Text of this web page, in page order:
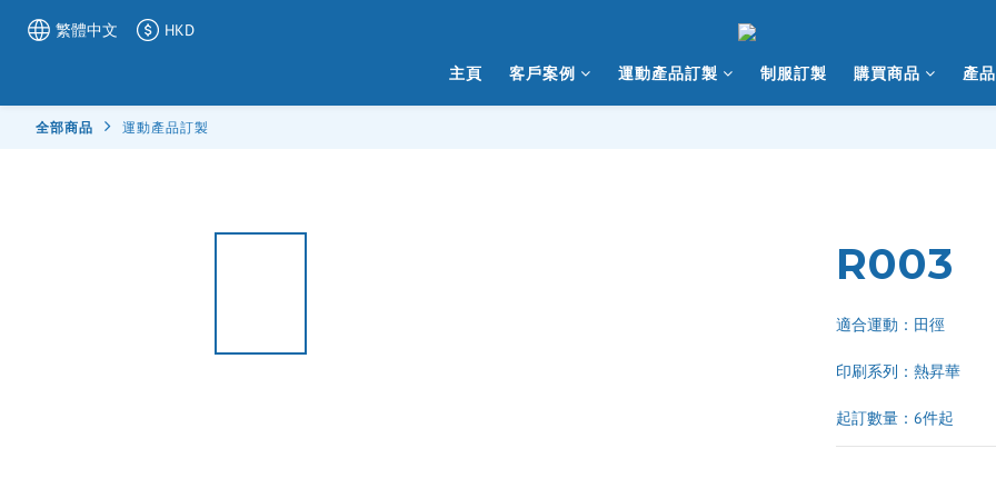
繁體中文 HKD
主頁 客戶案例 運動產品訂製 制服訂製 購買商品 產
全部商品 運動產品訂製
R003
適合運動：田徑
印刷系列：熱昇華
起訂數量：6件起